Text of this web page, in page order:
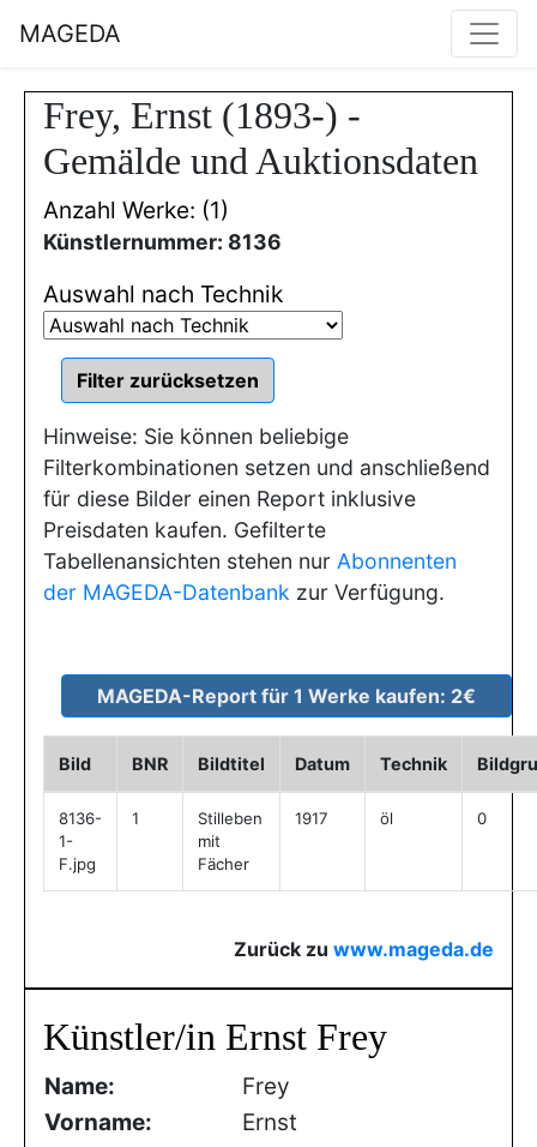
MAGEDA
Frey, Ernst (1893-) -
Gemälde und Auktionsdaten
Anzahl Werke: (1)
Künstlernummer: 8136
Auswahl nach Technik
Hinweise: Sie können beliebige
Filterkombinationen setzen und anschließend
für diese Bilder einen Report inklusive
Preisdaten kaufen. Gefilterte
Tabellenansichten stehen nur Abonnenten
der MAGEDA-Datenbank zur Verfügung.
Bild BNR Bildtitel Datum Technik
8136-
1-
F.jpg
1
Stilleben
mit
Fächer
1917 öl 0
Zurück zu www.mageda.de
Künstler/in Ernst Frey
Name:
Frey
Vorname:
Ernst